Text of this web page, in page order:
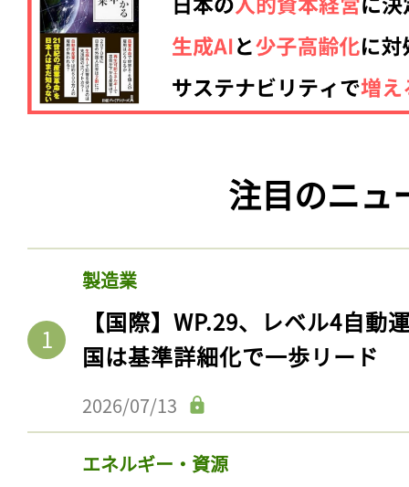
注目のニュ
製造業
【国際】WP.29、レベル4自動
国は基準詳細化で一歩リード
2026/07/13
エネルギー・資源